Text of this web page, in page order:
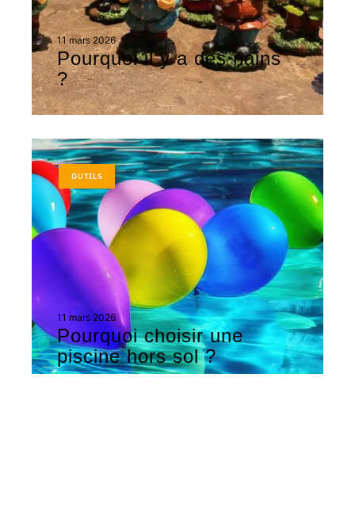
11 mars 2026
Pourquoi il y a des nains
?
OUTILS
11 mars 2026
Pourquoi choisir une
piscine hors sol ?